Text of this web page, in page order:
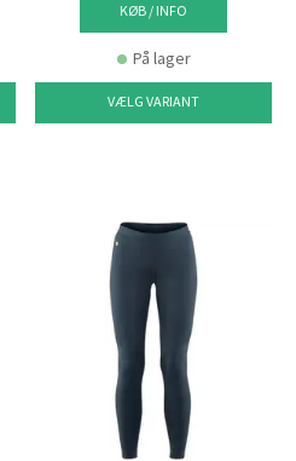
KØB / INFO
På lager
VÆLG VARIANT